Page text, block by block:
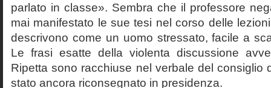
parlato in classe». Sembra che il professore
mai manifestato le sue tesi nel corso delle
descrivono come un uomo stressato, facile a
Le frasi esatte della violenta discussione
Ripetta sono racchiuse nel verbale del consiglio
stato ancora riconsegnato in presidenza.